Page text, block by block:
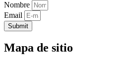
Nombre
Email
Submit
Mapa de sitio